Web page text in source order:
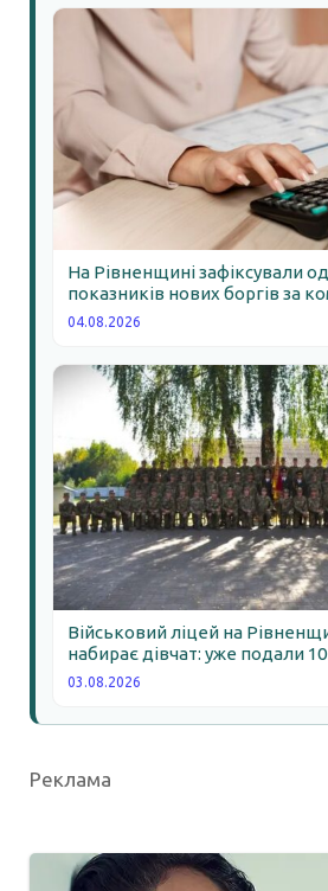
На Рівненщині зафіксували
показників нових боргів за
04.08.2026
Військовий ліцей на
набирає дівчат: уже подали
03.08.2026
Реклама